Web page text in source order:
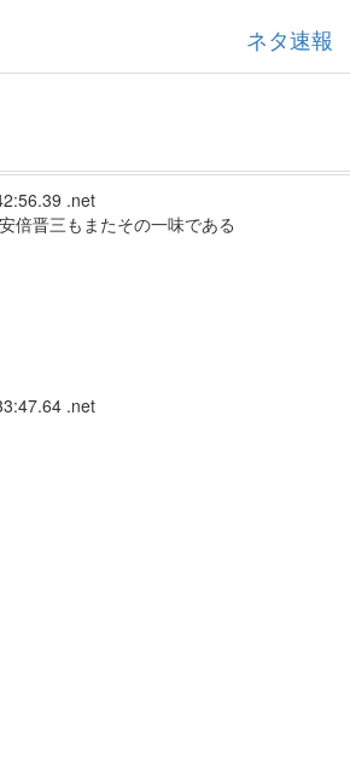
ネタ速報
.net
倍晋三もまたその一味である
.net